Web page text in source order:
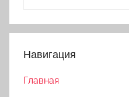
Навигация
Главная